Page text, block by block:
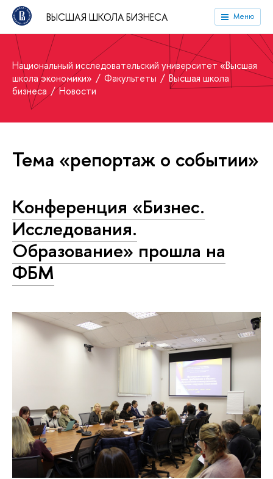
ВЫСШАЯ ШКОЛА БИЗНЕСА Меню
Национальный исследовательский университет «Высшая
школа экономики»
Факультеты
Высшая школа
бизнеса
Новости
Тема «репортаж о событии»
Конференция «Бизнес.
Исследования.
Образование» прошла на
ФБМ